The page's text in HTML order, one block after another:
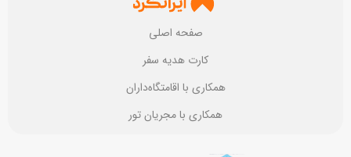
همکاری با مجریان تور
همکاری با اقامتگاه‌داران
کارت هدیه سفر
صفحه اصلی